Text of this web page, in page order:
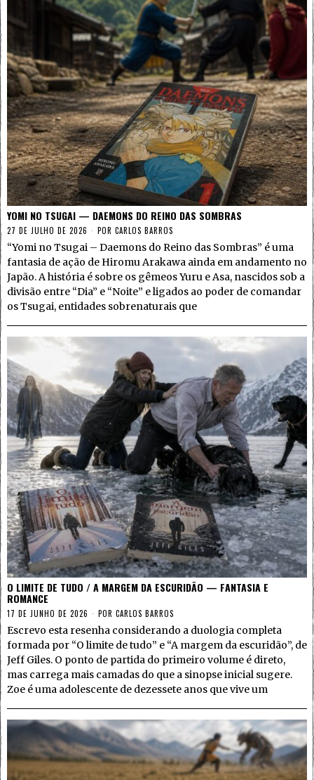
YOMI NO TSUGAI — DAEMONS DO REINO DAS SOMBRAS
27 DE JULHO DE 2026 POR CARLOS BARROS
“Yomi no Tsugai – Daemons do Reino das Sombras” é uma
fantasia de ação de Hiromu Arakawa ainda em andamento no
Japão. A história é sobre os gêmeos Yuru e Asa, nascidos sob a
divisão entre “Dia” e “Noite” e ligados ao poder de comandar
os Tsugai, entidades sobrenaturais que
O LIMITE DE TUDO / A MARGEM DA ESCURIDÃO — FANTASIA E
ROMANCE
17 DE JUNHO DE 2026 POR CARLOS BARROS
Escrevo esta resenha considerando a duologia completa
formada por “O limite de tudo” e “A margem da escuridão”, de
Jeff Giles. O ponto de partida do primeiro volume é direto,
mas carrega mais camadas do que a sinopse inicial sugere.
Zoe é uma adolescente de dezessete anos que vive um